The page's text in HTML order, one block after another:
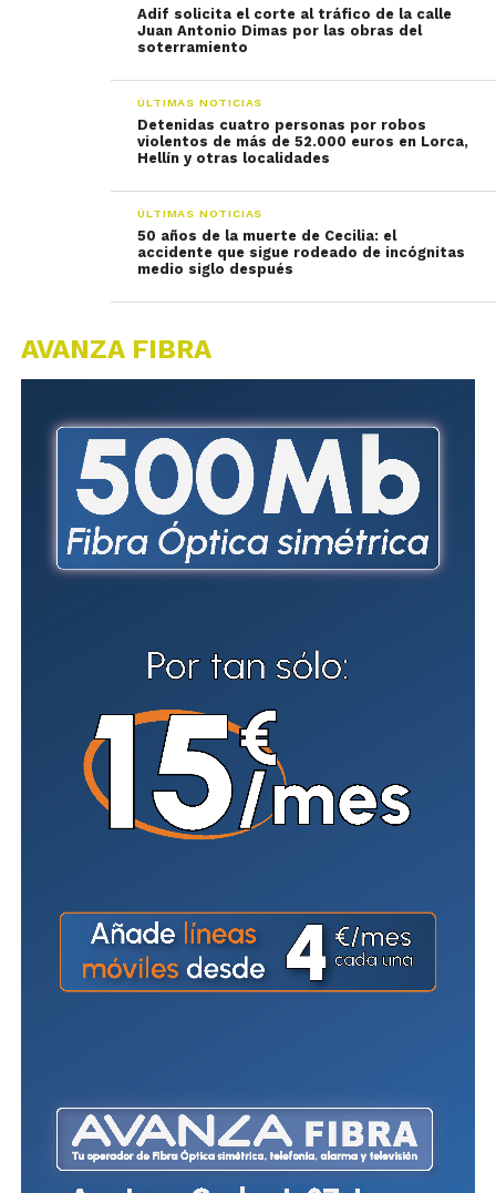
Adif solicita el corte al tráfico de la calle
Juan Antonio Dimas por las obras del
soterramiento
ÚLTIMAS NOTICIAS
Detenidas cuatro personas por robos
violentos de más de 52.000 euros en Lorca,
Hellín y otras localidades
ÚLTIMAS NOTICIAS
50 años de la muerte de Cecilia: el
accidente que sigue rodeado de incógnitas
medio siglo después
AVANZA FIBRA